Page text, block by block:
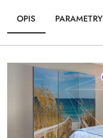
OPIS PARAMETRY